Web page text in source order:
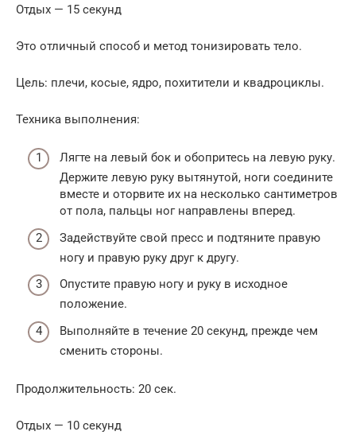
Отдых — 15 секунд
Это отличный способ и метод тонизировать тело.
Цель: плечи, косые, ядро, похитители и квадроциклы.
Техника выполнения:
Лягте на левый бок и обопритесь на левую руку.
Держите левую руку вытянутой, ноги соедините
вместе и оторвите их на несколько сантиметров
от пола, пальцы ног направлены вперед.
Задействуйте свой пресс ​​и подтяните правую
ногу и правую руку друг к другу.
Опустите правую ногу и руку в исходное
положение.
Выполняйте в течение 20 секунд, прежде чем
сменить стороны.
Продолжительность: 20 сек.
Отдых — 10 секунд